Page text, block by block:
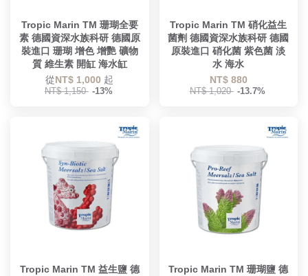
Tropic Marin TM 珊瑚全要
素 德國資深水族科研 德國原
裝進口 珊瑚 增色 增艷 礦物
質 維生素 開缸 海水缸
從NT$ 1,000 起
NT$ 1,150 -13%
Tropic Marin TM 硝化益生
菌劑 德國資深水族科研 德國
原裝進口 硝化菌 紫色菌 淡
水 海水
NT$ 880
NT$ 1,020 -13.7%
Tropic Marin TM 益生鹽 德
Tropic Marin TM 珊瑚鹽 德